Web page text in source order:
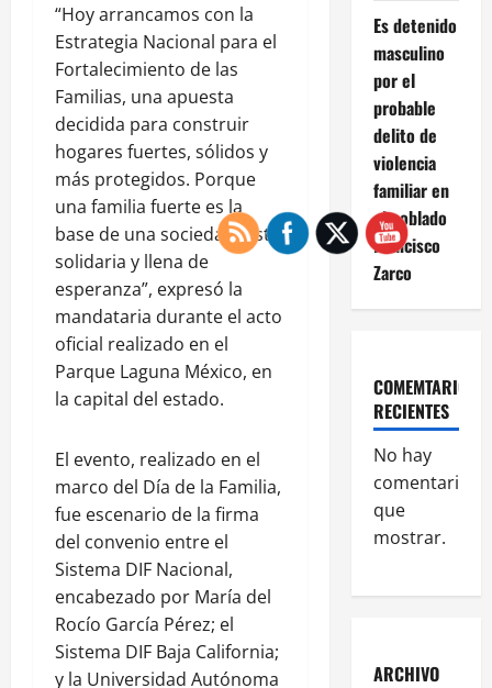
“Hoy arrancamos con la
Estrategia Nacional para el
Fortalecimiento de las
Familias, una apuesta
decidida para construir
hogares fuertes, sólidos y
más protegidos. Porque
una familia fuerte es la
base de una sociedad justa,
solidaria y llena de
esperanza”, expresó la
mandataria durante el acto
oficial realizado en el
Parque Laguna México, en
la capital del estado.
El evento, realizado en el
marco del Día de la Familia,
fue escenario de la firma
del convenio entre el
Sistema DIF Nacional,
encabezado por María del
Rocío García Pérez; el
Sistema DIF Baja California;
y la Universidad Autónoma
Es detenido
masculino
por el
probable
delito de
violencia
familiar en
el poblado
Francisco
Zarco
COMEMTARIOS
RECIENTES
No hay
comentarios
que
mostrar.
ARCHIVO